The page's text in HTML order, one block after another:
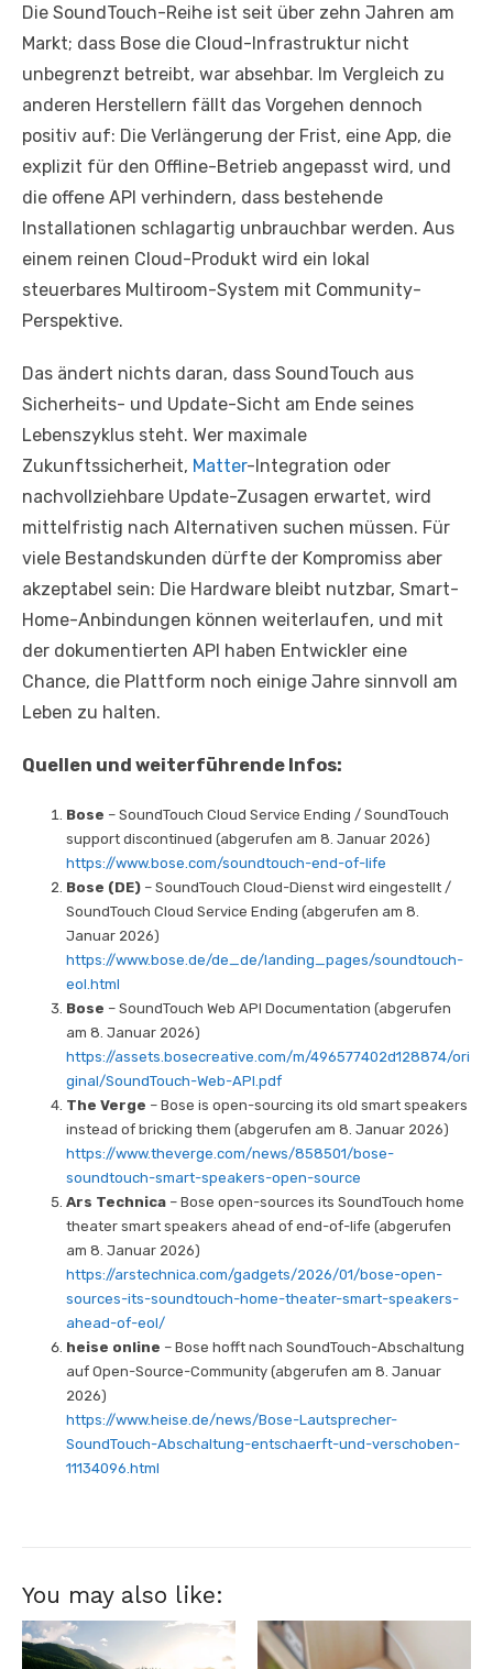
Die SoundTouch-Reihe ist seit über zehn Jahren am
Markt; dass Bose die Cloud-Infrastruktur nicht
unbegrenzt betreibt, war absehbar. Im Vergleich zu
anderen Herstellern fällt das Vorgehen dennoch
positiv auf: Die Verlängerung der Frist, eine App, die
explizit für den Offline-Betrieb angepasst wird, und
die offene API verhindern, dass bestehende
Installationen schlagartig unbrauchbar werden. Aus
einem reinen Cloud-Produkt wird ein lokal
steuerbares Multiroom-System mit Community-
Perspektive.
Das ändert nichts daran, dass SoundTouch aus
Sicherheits- und Update-Sicht am Ende seines
Lebenszyklus steht. Wer maximale
Zukunftssicherheit, Matter-Integration oder
nachvollziehbare Update-Zusagen erwartet, wird
mittelfristig nach Alternativen suchen müssen. Für
viele Bestandskunden dürfte der Kompromiss aber
akzeptabel sein: Die Hardware bleibt nutzbar, Smart-
Home-Anbindungen können weiterlaufen, und mit
der dokumentierten API haben Entwickler eine
Chance, die Plattform noch einige Jahre sinnvoll am
Leben zu halten.
Quellen und weiterführende Infos:
Bose – SoundTouch Cloud Service Ending / SoundTouch
support discontinued (abgerufen am 8. Januar 2026)
https://www.bose.com/soundtouch-end-of-life
Bose (DE) – SoundTouch Cloud-Dienst wird eingestellt /
SoundTouch Cloud Service Ending (abgerufen am 8.
Januar 2026)
https://www.bose.de/de_de/landing_pages/soundtouch-
eol.html
Bose – SoundTouch Web API Documentation (abgerufen
am 8. Januar 2026)
https://assets.bosecreative.com/m/496577402d128874/ori
ginal/SoundTouch-Web-API.pdf
The Verge – Bose is open-sourcing its old smart speakers
instead of bricking them (abgerufen am 8. Januar 2026)
https://www.theverge.com/news/858501/bose-
soundtouch-smart-speakers-open-source
Ars Technica – Bose open-sources its SoundTouch home
theater smart speakers ahead of end-of-life (abgerufen
am 8. Januar 2026)
https://arstechnica.com/gadgets/2026/01/bose-open-
sources-its-soundtouch-home-theater-smart-speakers-
ahead-of-eol/
heise online – Bose hofft nach SoundTouch-Abschaltung
auf Open-Source-Community (abgerufen am 8. Januar
2026)
https://www.heise.de/news/Bose-Lautsprecher-
SoundTouch-Abschaltung-entschaerft-und-verschoben-
11134096.html
You may also like: